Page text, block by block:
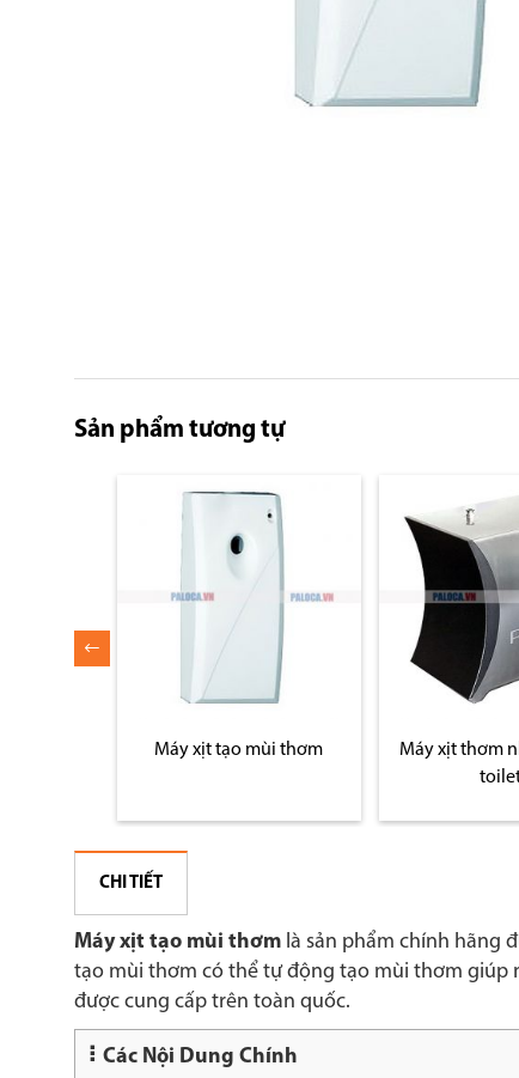
gallery
Sản phẩm tương tự
Máy xịt tạo mùi thơm
Máy xịt thơm
CHI TIẾT
Máy xịt tạo mùi thơm là sản phẩm chính hãng
tạo mùi thơm có thể tự động tạo mùi thơm giúp
được cung cấp trên toàn quốc.
Các Nội Dung Chính